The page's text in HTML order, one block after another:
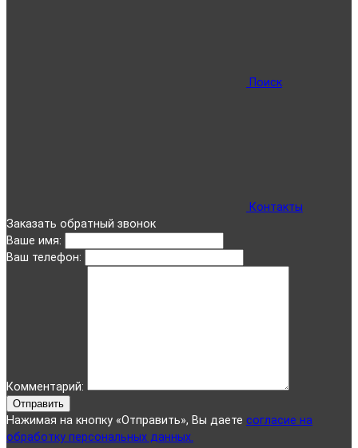
Поиск
Контакты
Заказать обратный звонок
Ваше имя:
Ваш телефон:
Комментарий:
Отправить
Нажимая на кнопку «Отправить», Вы даете согласие на
обработку персональных данных.